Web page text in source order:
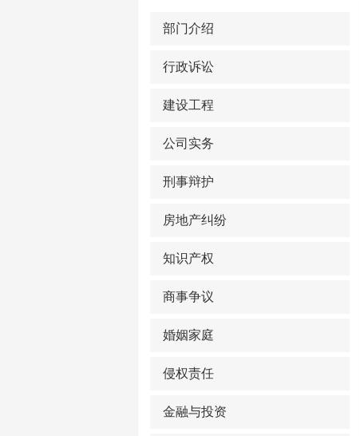
部门介绍
行政诉讼
建设工程
公司实务
刑事辩护
房地产纠纷
知识产权
商事争议
婚姻家庭
侵权责任
金融与投资